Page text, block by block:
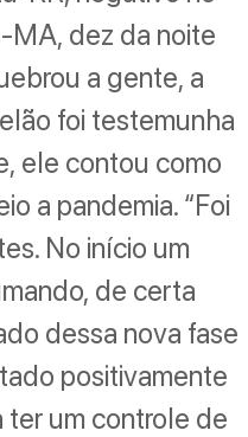
MA, dez da noite
a gente, a
foi testemunha
ele contou como
a pandemia. “Foi
No início um
de certa
dessa nova fase
positivamente
ter um controle de